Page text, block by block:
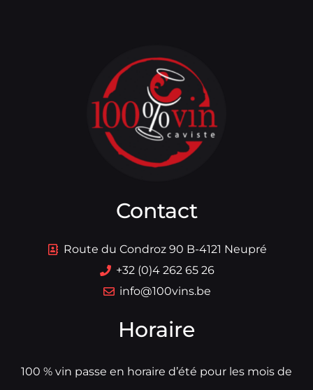
Contact
Route du Condroz 90 B-4121 Neupré
+32 (0)4 262 65 26
info@100vins.be
Horaire
100 % vin passe en horaire d’été pour les mois de